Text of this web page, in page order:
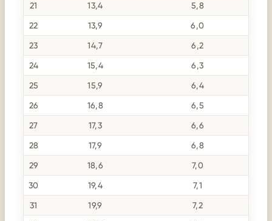
21 13,4 5,8
22 13,9 6,0
23 14,7 6,2
24 15,4 6,3
25 15,9 6,4
26 16,8 6,5
27 17,3 6,6
28 17,9 6,8
29 18,6 7,0
30 19,4 7,1
31 19,9 7,2